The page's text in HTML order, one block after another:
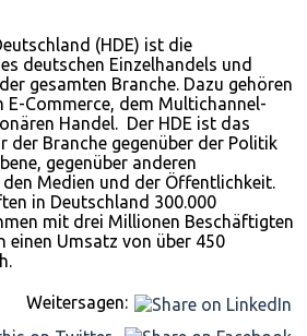
(HDE) ist die
deutschen Einzelhandels und
gesamten Branche. Dazu gehören
E-Commerce, dem Multichannel-
Handel. Der HDE ist das
der Branche gegenüber der Politik
gegenüber anderen
Medien und der Öffentlichkeit.
in Deutschland 300.000
mit drei Millionen Beschäftigten
einen Umsatz von über 450
Weitersagen: